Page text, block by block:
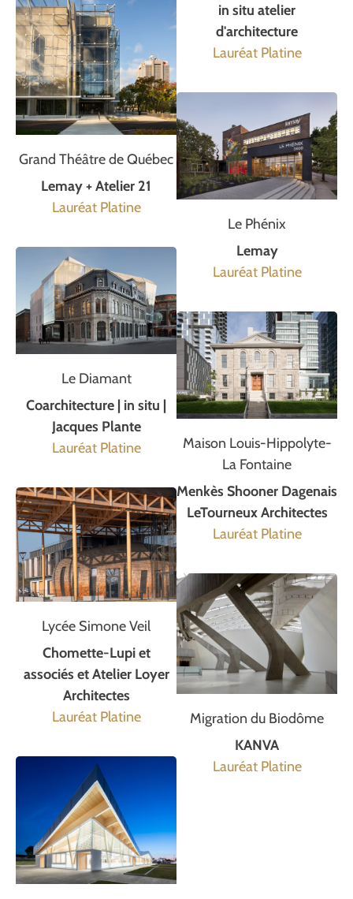
Grand Théâtre de Québec
Lemay + Atelier 21
Lauréat Platine
Le Diamant
Coarchitecture | in situ |
Jacques Plante
Lauréat Platine
Lycée Simone Veil
Chomette-Lupi et
associés et Atelier Loyer
Architectes
Lauréat Platine
in situ atelier
d'architecture
Lauréat Platine
Le Phénix
Lemay
Lauréat Platine
Maison Louis-Hippolyte-
La Fontaine
Menkès Shooner Dagenais
LeTourneux Architectes
Lauréat Platine
Migration du Biodôme
KANVA
Lauréat Platine